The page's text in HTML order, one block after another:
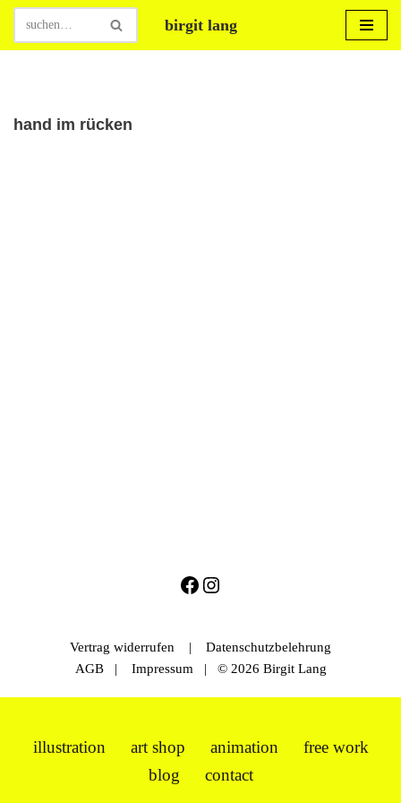
Zum
birgit lang
hand im rücken
Vertrag widerrufen | Datenschutzbelehrung
AGB| Impressum | © 2026 Birgit Lang
illustration art shop animation
free work
blog
contact